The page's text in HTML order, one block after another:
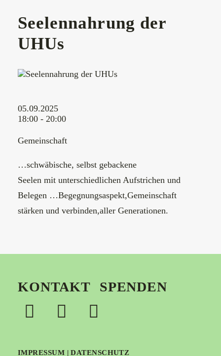
Seelennahrung der
UHUs
05.09.2025
18:00 - 20:00
Gemeinschaft
…schwäbische, selbst gebackene
Seelen mit unterschiedlichen Aufstrichen und
Belegen …Begegnungsaspekt,Gemeinschaft
stärken und verbinden,aller Generationen.
KONTAKT SPENDEN
IMPRESSUM |DATENSCHUTZ